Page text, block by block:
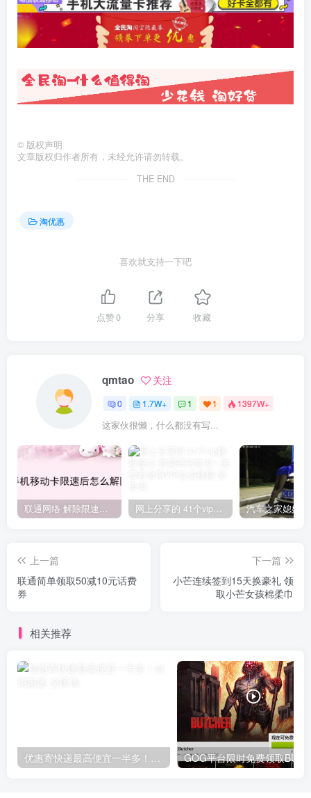
© 版权声明
文章版权归作者所有，未经允许请勿转载。
THE END
淘优惠
喜欢就支持一下吧
点赞0 分享 收藏
qmtao 关注
0 1.7W+ 1 1 1397W+
这家伙很懒，什么都没有写...
联通网络 解除限速方法参考！畅享、畅玩、老白干等及其它地区自测了 网上分享的 41个vip解析接口 有需要的拿去~ 免费看全网VIP会员视频
上一篇
联通简单领取50减10元话费
券
下一篇
小芒连续签到15天换豪礼 领
取小芒女孩棉柔巾
相关推荐
优惠寄快递最高便宜一半多！白鸽惠递